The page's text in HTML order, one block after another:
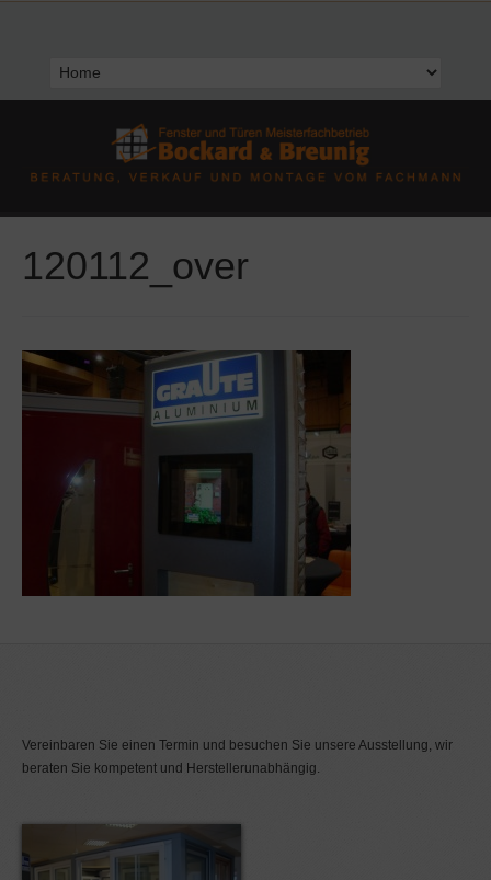
120112_over
Vereinbaren Sie einen Termin und besuchen Sie unsere Ausstellung, wir
beraten Sie kompetent und Herstellerunabhängig.